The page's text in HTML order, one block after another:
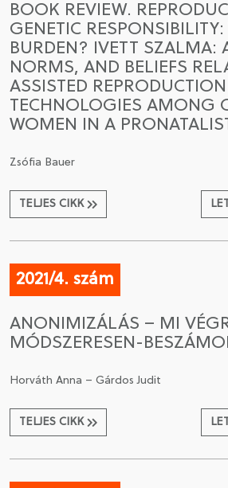
BOOK REVIEW.
GENETIC
BURDEN? IVETT SZALMA:
NORMS, AND BELIEFS
ASSISTED REPRODUCTION
TECHNOLOGIES AMONG
WOMEN IN A
Zsófia Bauer
TELJES CIKK
2021/4. szám
ANONIMIZÁLÁS – MI
MÓDSZERESEN-
Horváth Anna – Gárdos Judit
TELJES CIKK